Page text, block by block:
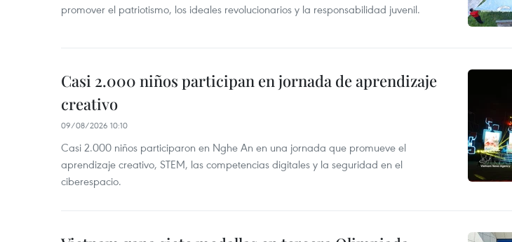
promover el patriotismo, los ideales revolucionarios y la responsabilidad juvenil.
Casi 2.000 niños participan en jornada de aprendizaje
creativo
09/08/2026 10:10
Casi 2.000 niños participaron en Nghe An en una jornada que promueve el
aprendizaje creativo, STEM, las competencias digitales y la seguridad en el
ciberespacio.